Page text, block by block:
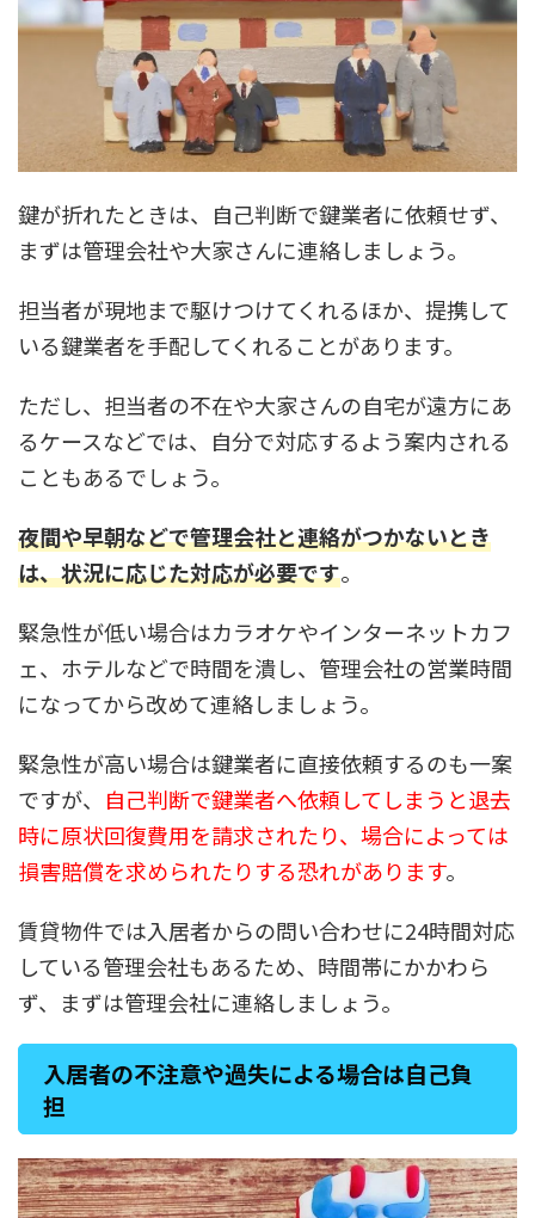
鍵が折れたときは、自己判断で鍵業者に依頼せず、
まずは管理会社や大家さんに連絡しましょう。
担当者が現地まで駆けつけてくれるほか、提携して
いる鍵業者を手配してくれることがあります。
ただし、担当者の不在や大家さんの自宅が遠方にあ
るケースなどでは、自分で対応するよう案内される
こともあるでしょう。
夜間や早朝などで管理会社と連絡がつかないとき
は、状況に応じた対応が必要です。
緊急性が低い場合はカラオケやインターネットカフ
ェ、ホテルなどで時間を潰し、管理会社の営業時間
になってから改めて連絡しましょう。
緊急性が高い場合は鍵業者に直接依頼するのも一案
ですが、
自己判断で鍵業者へ依頼してしまうと退去
時に原状回復費用を請求されたり、場合によっては
損害賠償を求められたりする恐れがあります。
賃貸物件では入居者からの問い合わせに24時間対応
している管理会社もあるため、時間帯にかかわら
ず、まずは管理会社に連絡しましょう。
入居者の不注意や過失による場合は自己負
担